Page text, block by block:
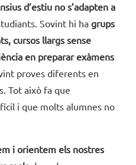
d’estiu no s’adapten a
Sovint hi hagrups
cursos llargs sense
en preparar exàmens
proves diferents en
Tot això fa que
i que molts alumnes no
i orientem els nostres